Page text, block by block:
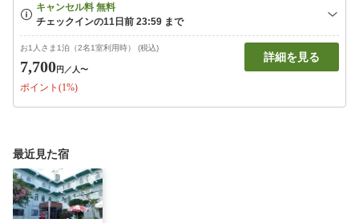
お1人さま1泊（2名1室利用時） (税込)
7,700円 ／人〜
ポイント(1%)
詳細を見る
最近見た宿